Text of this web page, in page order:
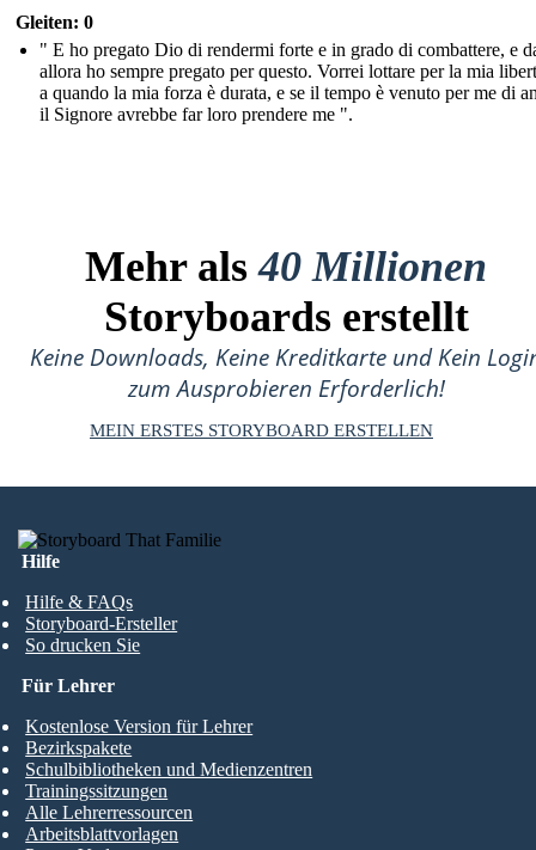
Gleiten: 0
" E ho pregato Dio di rendermi forte e in grado di combattere, e
allora ho sempre pregato per questo. Vorrei lottare per la mia
a quando la mia forza è durata, e se il tempo è venuto per me di
il Signore avrebbe far loro prendere me ".
Mehr als40 Millionen
Storyboards erstellt
Keine Downloads, Keine Kreditkarte und Kein
zum Ausprobieren Erforderlich!
MEIN ERSTES STORYBOARD ERSTELLEN
Hilfe
Hilfe & FAQs
Storyboard-Ersteller
So drucken Sie
Für Lehrer
Kostenlose Version für Lehrer
Bezirkspakete
Schulbibliotheken und Medienzentren
Trainingssitzungen
Alle Lehrerressourcen
Arbeitsblattvorlagen